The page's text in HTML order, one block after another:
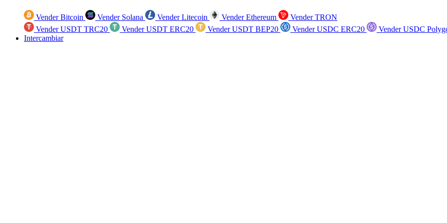
Vender Bitcoin Vender Solana Vender Litecoin Vender Ethereum
Vender TRON
Vender USDT TRC20
Vender USDT ERC20 Vender USDT BEP20 Vender USDC ERC20
Vender USDC
Intercambiar